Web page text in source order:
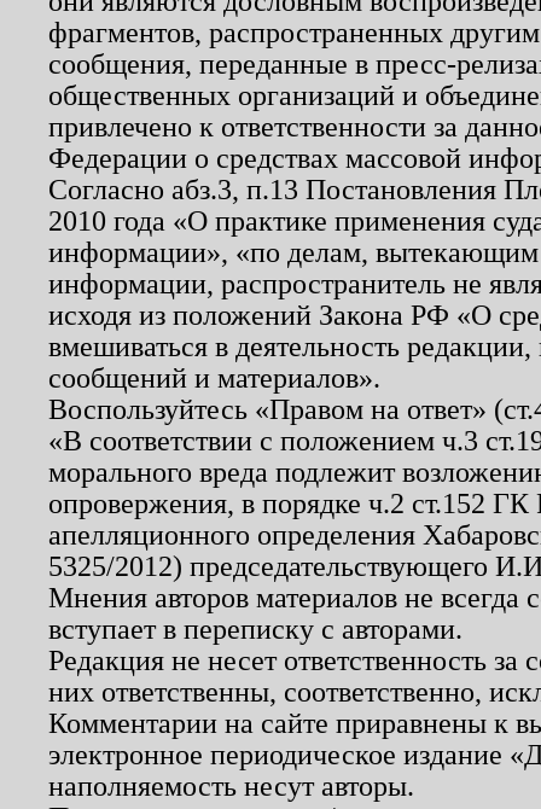
фрагментов, распространенных
сообщения, переданные в пресс-
общественных организаций и
привлечено к ответственности за
Федерации о средствах массовой
Согласно абз.3, п.13 Постановления
2010 года «О практике применения
информации», «по делам, вытекающим
информации, распространитель не
исходя из положений Закона РФ «О
вмешиваться в деятельность
сообщений и материалов».
Воспользуйтесь «Правом на ответ»
«В соответствии с положением ч.3
морального вреда подлежит
опровержения, в порядке ч.2 ст.152
апелляционного определения
5325/2012) председательствующего
Мнения авторов материалов не
вступает в переписку с авторами.
Редакция не несет ответственность
них ответственны, соответственно,
Комментарии на сайте приравнены к
электронное периодическое издание
наполняемость несут авторы.